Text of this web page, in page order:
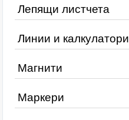
Лепящи листчета
Линии и калкулатори
Магнити
Маркери